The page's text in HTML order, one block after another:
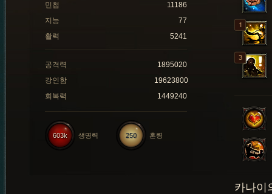
민첩
11186
지능
77
활력
5241
공격력
1895020
강인함
19623800
회복력
1449240
250 혼령
603k 생명력
카나이